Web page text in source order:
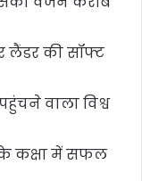
लैंडर की सॉफ्ट
वाला विश्व
के कक्षा में सफल